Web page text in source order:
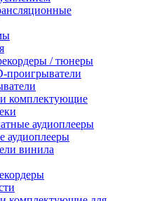
/ тюнеры
комплектующие
аудиоплееры
аудиоплееры
винила